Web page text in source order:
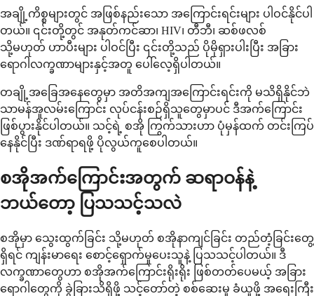
အချို့ကိစ္စများတွင် အဖြစ်နည်းသော အကြောင်းရင်းများ ပါဝင်နိုင်ပါ
တယ်။ ၎င်းတို့တွင် အနုတ်ကင်ဆာ၊ HIV၊ တီဘီ၊ ဆစ်ဖလစ်
သို့မဟုတ် ဟာပီးများ ပါဝင်ပြီး ၎င်းတို့သည် ပိုမိုရှားပါးပြီး အခြား
ရောဂါလက္ခဏာများနှင့်အတူ ပေါ်လေ့ရှိပါတယ်။
တချို့အခြေအနေတွေမှာ အတိအကျအကြောင်းရင်းကို မသိရှိနိုင်ဘဲ
သာမန်အူလမ်းကြောင်း လုပ်ငန်းစဉ်ရှိသူတွေမှာပင် ဒီအက်ကြောင်း
ဖြစ်ပွားနိုင်ပါတယ်။ သင့်ရဲ့ စအို ကြွက်သားဟာ ပုံမှန်ထက် တင်းကြပ်
နေနိုင်ပြီး ဒဏ်ရာရဖို့ ပိုလွယ်ကူစေပါတယ်။
စအိုအက်ကြောင်းအတွက် ဆရာဝန်နဲ့
ဘယ်တော့ ပြသသင့်သလဲ
စအိုမှာ သွေးထွက်ခြင်း သို့မဟုတ် စအိုနာကျင်ခြင်း တည်တံ့ခြင်းတွေ့
ရှိရင် ကျန်းမာရေး စောင့်ရှောက်မှုပေးသူနဲ့ ပြသသင့်ပါတယ်။ ဒီ
လက္ခဏာတွေဟာ စအိုအက်ကြောင်းရိုးရိုး ဖြစ်တတ်ပေမယ့် အခြား
ရောဂါတွေကို ခွဲခြားသိရှိဖို့ သင့်တော်တဲ့ စစ်ဆေးမှု ခံယူဖို့ အရေးကြီး